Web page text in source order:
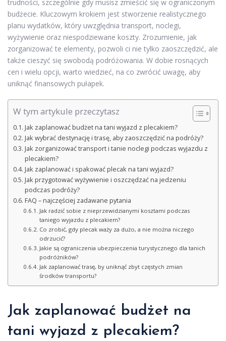
trudności, szczególnie gdy musisz zmieścić się w ograniczonym
budżecie. Kluczowym krokiem jest stworzenie realistycznego
planu wydatków, który uwzględnia transport, noclegi,
wyżywienie oraz niespodziewane koszty. Zrozumienie, jak
zorganizować te elementy, pozwoli ci nie tylko zaoszczędzić, ale
także cieszyć się swobodą podróżowania. W dobie rosnących
cen i wielu opcji, warto wiedzieć, na co zwrócić uwagę, aby
uniknąć finansowych pułapek.
W tym artykule przeczytasz
Jak zaplanować budżet na tani wyjazd z plecakiem?
Jak wybrać destynację i trasę, aby zaoszczędzić na podróży?
Jak zorganizować transport i tanie noclegi podczas wyjazdu z
plecakiem?
Jak zaplanować i spakować plecak na tani wyjazd?
Jak przygotować wyżywienie i oszczędzać na jedzeniu
podczas podróży?
FAQ – najczęściej zadawane pytania
Jak radzić sobie z nieprzewidzianymi kosztami podczas
taniego wyjazdu z plecakiem?
Co zrobić, gdy plecak waży za dużo, a nie można niczego
odrzucić?
Jakie są ograniczenia ubezpieczenia turystycznego dla tanich
podróżników?
Jak zaplanować trasę, by uniknąć zbyt częstych zmian
środków transportu?
Jak zaplanować budżet na
tani wyjazd z plecakiem?